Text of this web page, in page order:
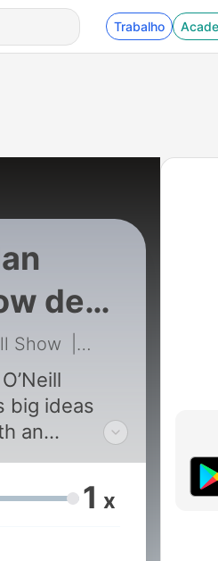
Trabalho
de
Show 344 - How
big ideas
an
1 x